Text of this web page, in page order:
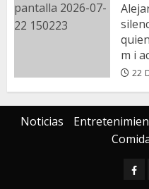
m i
22
Noticias